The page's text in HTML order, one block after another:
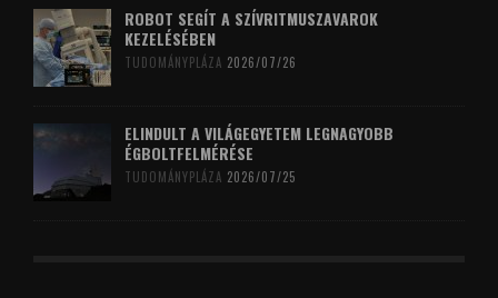
ROBOT SEGÍT A SZÍVRITMUSZAVAROK
KEZELÉSÉBEN
TUDOMÁNYPLÁZA 2026/07/26
ELINDULT A VILÁGEGYETEM LEGNAGYOBB
ÉGBOLTFELMÉRÉSE
TUDOMÁNYPLÁZA 2026/07/25